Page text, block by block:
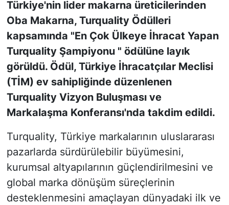
Türkiye'nin lider makarna üreticilerinden
Oba Makarna, Turquality Ödülleri
kapsamında "En Çok Ülkeye İhracat Yapan
Turquality Şampiyonu " ödülüne layık
görüldü. Ödül, Türkiye İhracatçılar Meclisi
(TİM) ev sahipliğinde düzenlenen
Turquality Vizyon Buluşması ve
Markalaşma Konferansı'nda takdim edildi.
Turquality, Türkiye markalarının uluslararası
pazarlarda sürdürülebilir büyümesini,
kurumsal altyapılarının güçlendirilmesini ve
global marka dönüşüm süreçlerinin
desteklenmesini amaçlayan dünyadaki ilk ve
KONGRE TAKVİMİ
RÖPORTAJLAR
BİYOGRAFİLER